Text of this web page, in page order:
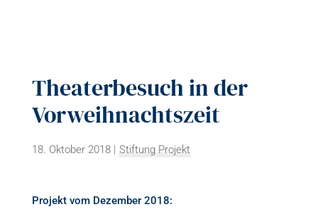
Theaterbesuch in der
Vorweihnachtszeit
18. Oktober 2018| Stiftung Projekt
Projekt vom Dezember 2018: